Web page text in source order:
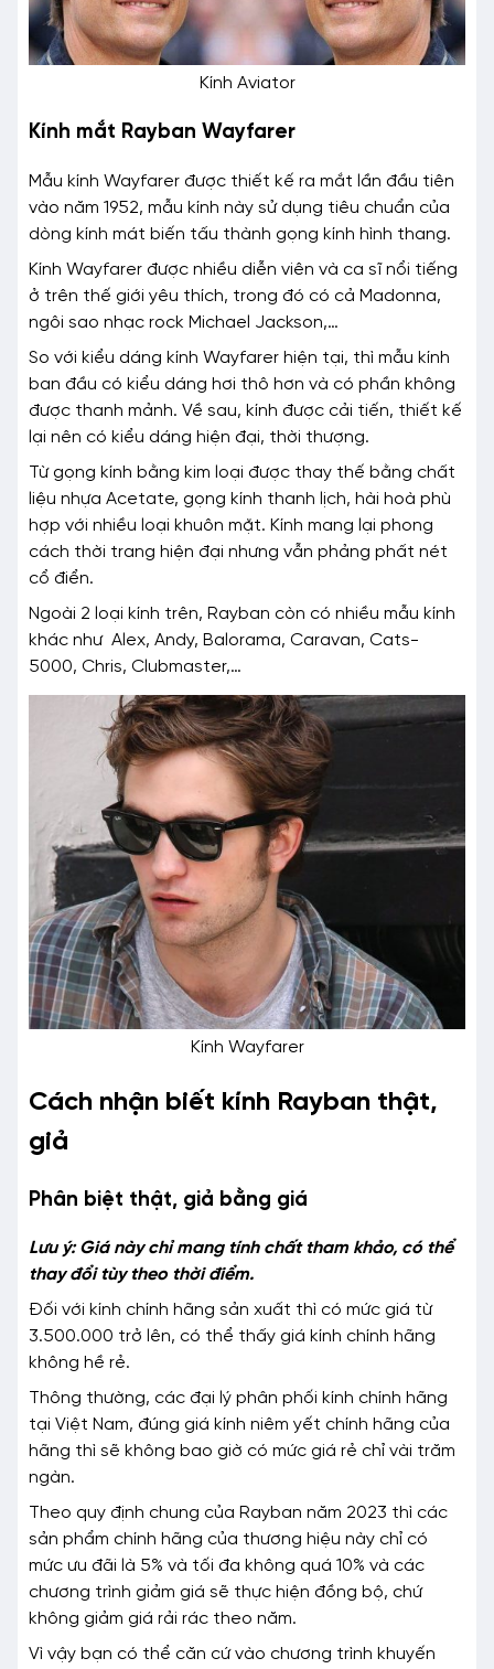
Kính Aviator
Kính mắt Rayban Wayfarer
Mẫu kính Wayfarer được thiết kế ra mắt lần đầu tiên
vào năm 1952, mẫu kính này sử dụng tiêu chuẩn của
dòng kính mát biến tấu thành gọng kính hình thang.
Kính Wayfarer được nhiều diễn viên và ca sĩ nổi tiếng
ở trên thế giới yêu thích, trong đó có cả Madonna,
ngôi sao nhạc rock Michael Jackson,…
So với kiểu dáng kính Wayfarer hiện tại, thì mẫu kính
ban đầu có kiểu dáng hơi thô hơn và có phần không
được thanh mảnh. Về sau, kính được cải tiến, thiết kế
lại nên có kiểu dáng hiện đại, thời thượng.
Từ gọng kính bằng kim loại được thay thế bằng chất
liệu nhựa Acetate, gọng kính thanh lịch, hài hoà phù
hợp với nhiều loại khuôn mặt. Kính mang lại phong
cách thời trang hiện đại nhưng vẫn phảng phất nét
cổ điển.
Ngoài 2 loại kính trên, Rayban còn có nhiều mẫu kính
khác như Alex, Andy, Balorama, Caravan, Cats-
5000, Chris, Clubmaster,…
Kính Wayfarer
Cách nhận biết kính Rayban thật,
giả
Phân biệt thật, giả bằng giá
Lưu ý: Giá này chỉ mang tính chất tham khảo, có thể
thay đổi tùy theo thời điểm.
Đối với kính chính hãng sản xuất thì có mức giá từ
3.500.000 trở lên, có thể thấy giá kính chính hãng
không hề rẻ.
Thông thường, các đại lý phân phối kính chính hãng
tại Việt Nam, đúng giá kính niêm yết chính hãng của
hãng thì sẽ không bao giờ có mức giá rẻ chỉ vài trăm
ngàn.
Theo quy định chung của Rayban năm 2023 thì các
sản phẩm chính hãng của thương hiệu này chỉ có
mức ưu đãi là 5% và tối đa không quá 10% và các
chương trình giảm giá sẽ thực hiện đồng bộ, chứ
không giảm giá rải rác theo năm.
Vì vậy bạn có thể căn cứ vào chương trình khuyến